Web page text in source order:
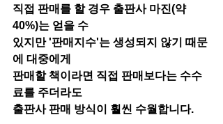
직접 판매를 할 경우 출판사 마진(약
40%)는 얻을 수
있지만 '판매지수'는 생성되지 않기 때문
에 대중에게
판매할 책이라면 직접 판매보다는 수수
료를 주더라도
출판사 판매 방식이 훨씬 수월합니다.